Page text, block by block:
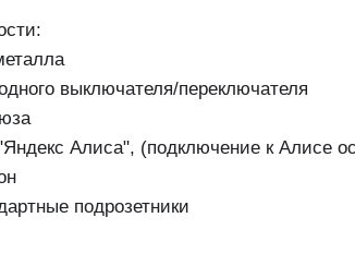
выключателя/переключателя
Алиса", (подключение к Алисе
подрозетники